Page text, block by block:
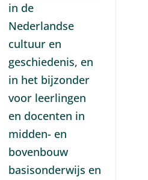
in de
Nederlandse
cultuur en
geschiedenis, en
in het bijzonder
voor leerlingen
en docenten in
midden- en
bovenbouw
basisonderwijs en